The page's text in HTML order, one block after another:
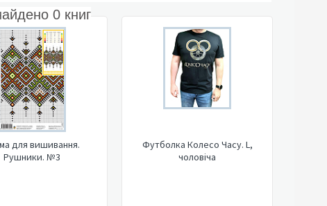
0 книг
для вишивання.
Рушники. №3
Футболка Колесо Часу. L,
чоловіча